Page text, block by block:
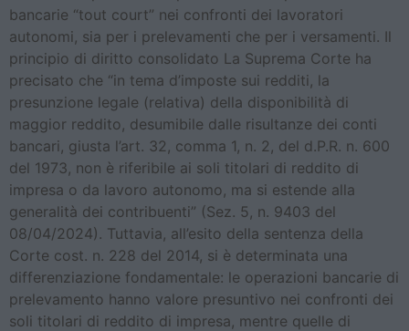
bancarie “tout court” nei confronti dei lavoratori
autonomi, sia per i prelevamenti che per i versamenti. Il
principio di diritto consolidato La Suprema Corte ha
precisato che “in tema d’imposte sui redditi, la
presunzione legale (relativa) della disponibilità di
maggior reddito, desumibile dalle risultanze dei conti
bancari, giusta l’art. 32, comma 1, n. 2, del d.P.R. n. 600
del 1973, non è riferibile ai soli titolari di reddito di
impresa o da lavoro autonomo, ma si estende alla
generalità dei contribuenti” (Sez. 5, n. 9403 del
08/04/2024). Tuttavia, all’esito della sentenza della
Corte cost. n. 228 del 2014, si è determinata una
differenziazione fondamentale: le operazioni bancarie di
prelevamento hanno valore presuntivo nei confronti dei
soli titolari di reddito di impresa, mentre quelle di